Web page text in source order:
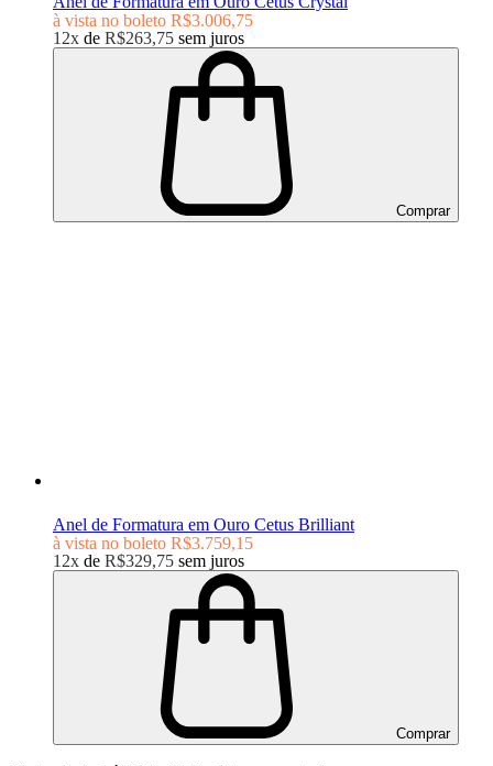
à vista no boleto R$3.006,75
12x de R$263,75 sem juros
Comprar
Anel de Formatura em Ouro Cetus Brilliant
à vista no boleto R$3.759,15
12x de R$329,75 sem juros
Comprar